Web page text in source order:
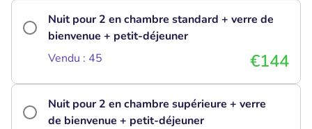
Nuit pour 2 en chambre standard + verre de
bienvenue + petit-déjeuner
Vendu : 45
€144
Nuit pour 2 en chambre supérieure + verre
de bienvenue + petit-déjeuner